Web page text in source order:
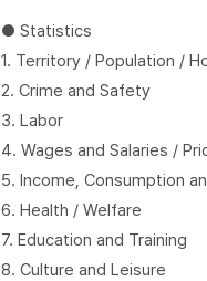
● Statistics
1. Territory / Population /
2. Crime and Safety
3. Labor
4. Wages and Salaries /
5. Income, Consumption
6. Health / Welfare
7. Education and Training
8. Culture and Leisure